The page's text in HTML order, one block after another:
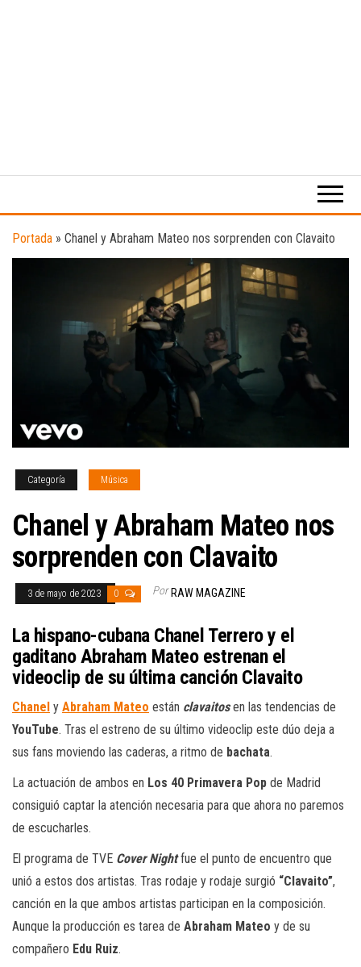
digital
el
la
música.
Portada » Chanel y Abraham Mateo nos sorprenden con Clavaito
Categoría Música
Chanel y Abraham Mateo nos
sorprenden con Clavaito
3 de mayo de 2023 0 Por RAW MAGAZINE
La hispano-cubana Chanel Terrero y el
gaditano Abraham Mateo estrenan el
videoclip de su última canción Clavaito
Chanel y Abraham Mateo están clavaitos en las tendencias de
YouTube. Tras el estreno de su último videoclip este dúo deja a
sus fans moviendo las caderas, a ritmo de bachata.
La actuación de ambos en Los 40 Primavera Pop de Madrid
consiguió captar la atención necesaria para que ahora no paremos
de escucharles.
El programa de TVE Cover Night fue el punto de encuentro que
unió a estos dos artistas. Tras rodaje y rodaje surgió “Clavaito”,
canción en la que ambos artistas participan en la composición.
Aunque la producción es tarea de Abraham Mateo y de su
compañero Edu Ruiz.